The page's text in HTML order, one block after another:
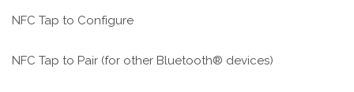
NFC Tap to Configure
NFC Tap to Pair (for other Bluetooth® devices)